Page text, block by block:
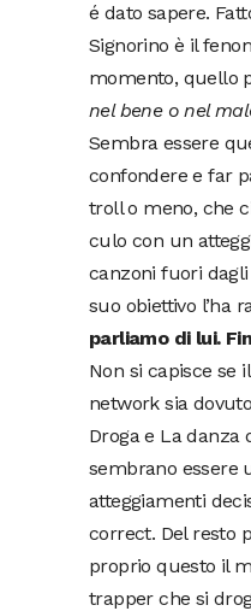
é dato sapere.
Signorino è il
momento, quello
nel bene o nel
Sembra essere
confondere e far
troll o meno, che
culo con un
canzoni fuori
suo obiettivo l’ha
parliamo di lui.
Non si capisce se
network sia
Droga e La danza
sembrano essere
atteggiamenti
correct. Del resto
proprio questo il
trapper che si